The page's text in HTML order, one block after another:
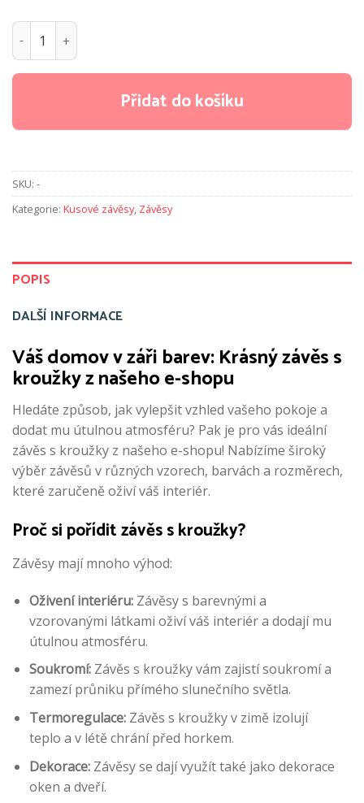
Závěs s kroužky - Tmavě šedý množství
Přidat do košíku
SKU: -
Kategorie: Kusové závěsy, Závěsy
POPIS
DALŠÍ INFORMACE
Váš domov v záři barev: Krásný závěs s
kroužky z našeho e-shopu
Hledáte způsob, jak vylepšit vzhled vašeho pokoje a
dodat mu útulnou atmosféru? Pak je pro vás ideální
závěs s kroužky z našeho e-shopu! Nabízíme široký
výběr závěsů v různých vzorech, barvách a rozměrech,
které zaručeně oživí váš interiér.
Proč si pořídit závěs s kroužky?
Závěsy mají mnoho výhod:
Oživení interiéru:Závěsy s barevnými a
vzorovanými látkami oživí váš interiér a dodají mu
útulnou atmosféru.
Soukromí:Závěs s kroužky vám zajistí soukromí a
zamezí průniku přímého slunečního světla.
Termoregulace:Závěs s kroužky v zimě izolují
teplo a v létě chrání před horkem.
Dekorace:Závěsy se dají využít také jako dekorace
oken a dveří.